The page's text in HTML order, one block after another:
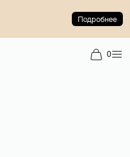
Подробнее
0